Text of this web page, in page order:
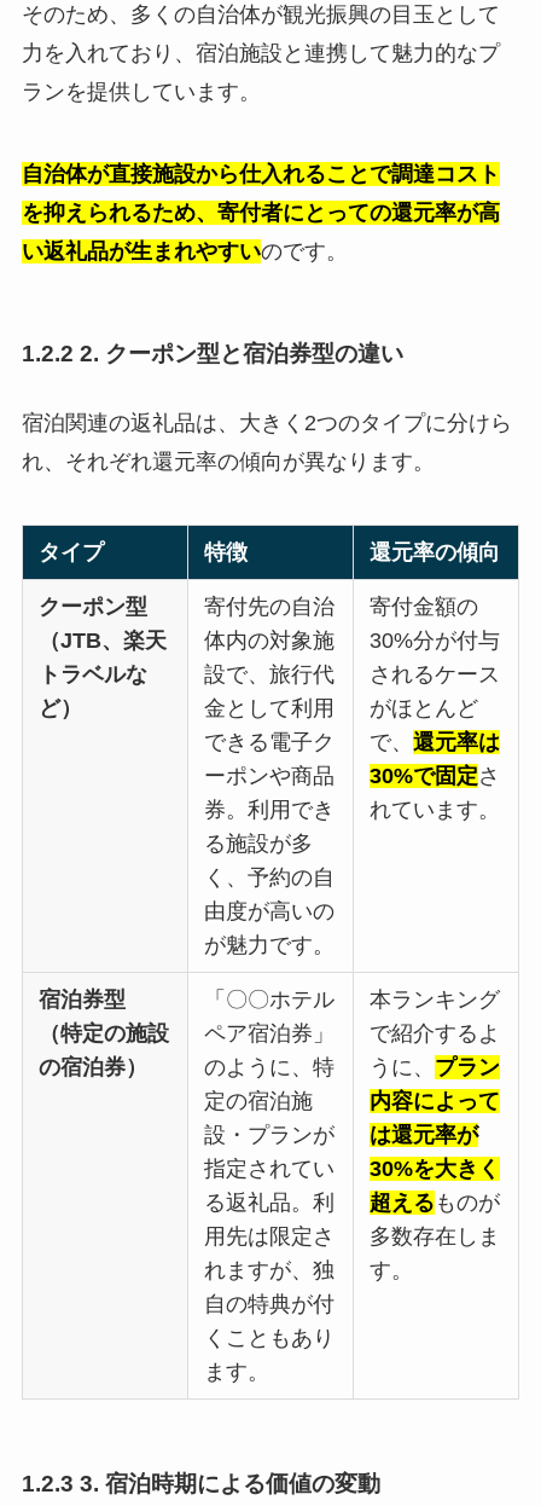
そのため、多くの自治体が観光振興の目玉として
力を入れており、宿泊施設と連携して魅力的なプ
ランを提供しています。
自治体が直接施設から仕入れることで調達コスト
を抑えられるため、寄付者にとっての還元率が高
い返礼品が生まれやすいのです。
1.2.2 2. クーポン型と宿泊券型の違い
宿泊関連の返礼品は、大きく2つのタイプに分けら
れ、それぞれ還元率の傾向が異なります。
タイプ 特徴 還元率の傾向
クーポン型
（JTB、楽天
トラベルな
ど）
寄付先の自治
体内の対象施
設で、旅行代
金として利用
できる電子ク
ーポンや商品
券。利用でき
る施設が多
く、予約の自
由度が高いの
が魅力です。
寄付金額の
30%分が付与
されるケース
がほとんど
で、還元率は
30%で固定さ
れています。
宿泊券型
（特定の施設
の宿泊券）
「〇〇ホテル
ペア宿泊券」
のように、特
定の宿泊施
設・プランが
指定されてい
る返礼品。利
用先は限定さ
れますが、独
自の特典が付
くこともあり
ます。
本ランキング
で紹介するよ
うに、 プラン
内容によって
は還元率が
30%を大きく
超える ものが
多数存在しま
す。
1.2.3 3. 宿泊時期による価値の変動